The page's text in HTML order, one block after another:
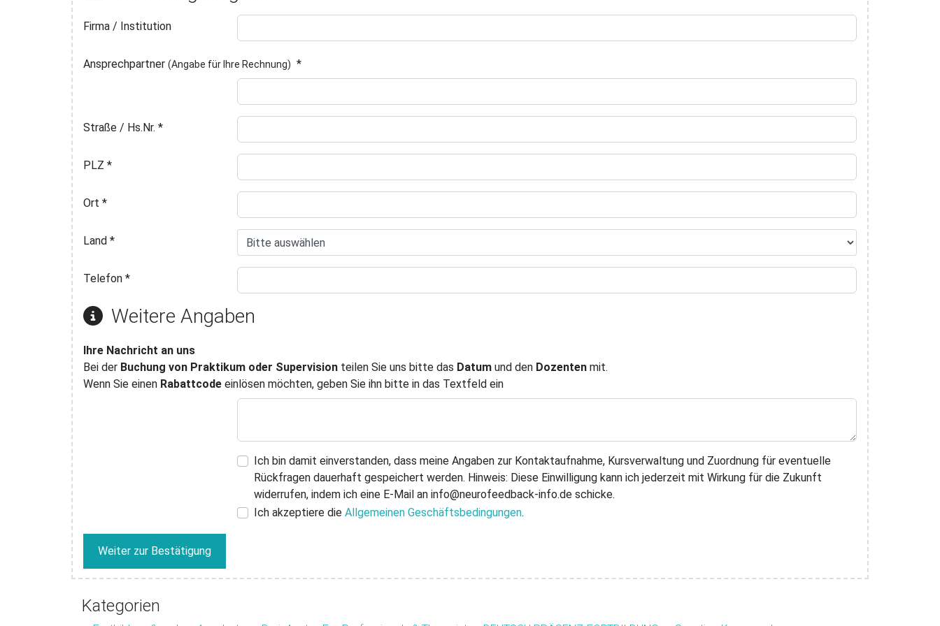
Firma / Institution
Ansprechpartner (Angabe für Ihre Rechnung) *
Straße / Hs.Nr. *
PLZ *
Ort *
Land *
Telefon *
Weitere Angaben
Ihre Nachricht an uns
Bei der Buchung von Praktikum oder Supervision teilen Sie uns bitte das Datum und den Dozenten mit.
Wenn Sie einen Rabattcode einlösen möchten, geben Sie ihn bitte in das Textfeld ein
Ich bin damit einverstanden, dass meine Angaben zur Kontaktaufnahme, Kursverwaltung und Zuordnung für eventuelle
Rückfragen dauerhaft gespeichert werden. Hinweis: Diese Einwilligung kann ich jederzeit mit Wirkung für die Zukunft
widerrufen, indem ich eine E-Mail an info@neurofeedback-info.de schicke.
Ich akzeptiere die Allgemeinen Geschäftsbedingungen.
Weiter zur Bestätigung
Kategorien